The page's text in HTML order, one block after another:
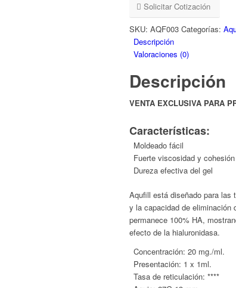
Solicitar Cotización
SKU: AQF003 Categorías:
Descripción
Valoraciones (0)
Descripción
VENTA EXCLUSIVA PARA
Características:
Moldeado fácil
Fuerte viscosidad y cohesión
Dureza efectiva del gel
Aqufill está diseñado para las
y la capacidad de eliminación
permanece 100% HA,
efecto de la hialuronidasa.
Concentración: 20 mg./ml.
Presentación: 1 x 1ml.
Tasa de reticulación: ****